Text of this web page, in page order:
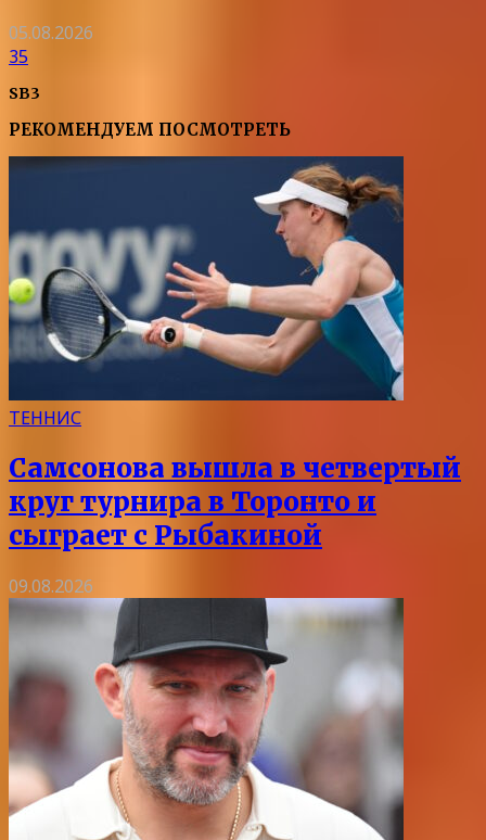
05.08.2026
35
SB3
РЕКОМЕНДУЕМ ПОСМОТРЕТЬ
ТЕННИС
Самсонова вышла в четвертый
круг турнира в Торонто и
сыграет с Рыбакиной
09.08.2026